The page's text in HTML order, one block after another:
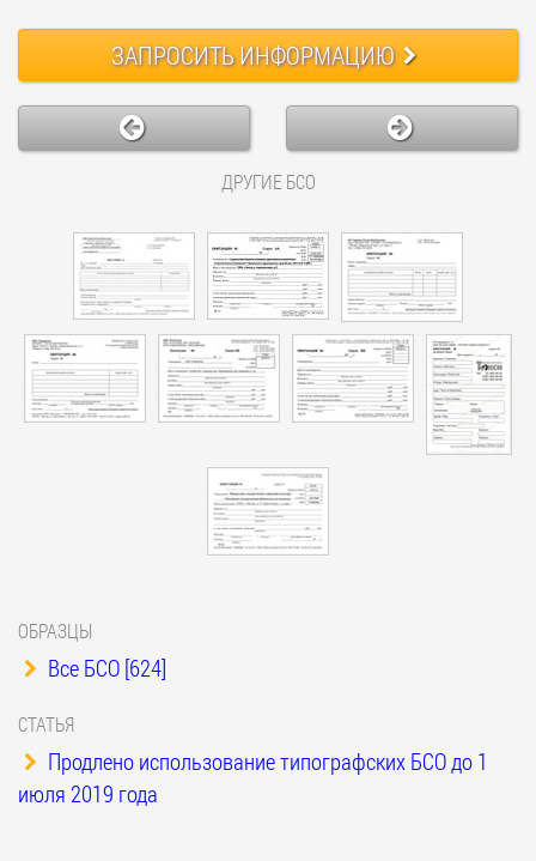
ЗАПРОСИТЬИНФОРМАЦИЮ
ДРУГИЕ БСО
ОБРАЗЦЫ
Все БСО [624]
СТАТЬЯ
Продлено использование типографских БСО до 1
июля 2019 года